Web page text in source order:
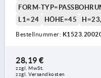
FORM-
L1=24
HÖHE=45
Bestellnummer:
28,19 €
zzgl. MwSt.
zzgl. Versandkosten